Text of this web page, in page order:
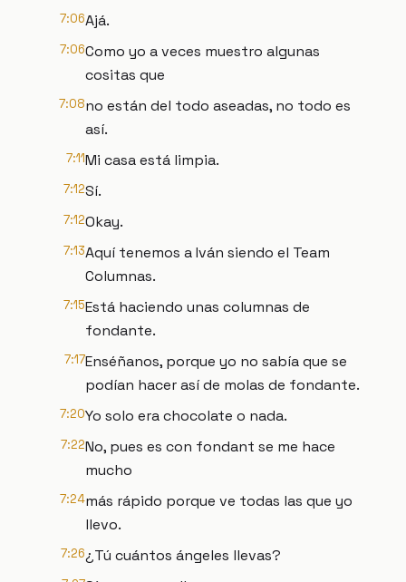
7:06Ajá.
7:06Como yo a veces muestro algunas
cositas que
7:08no están del todo aseadas, no todo es
así.
7:11Mi casa está limpia.
7:12Sí.
7:12Okay.
7:13Aquí tenemos a Iván siendo el Team
Columnas.
7:15Está haciendo unas columnas de
fondante.
7:17Enséñanos, porque yo no sabía que se
podían hacer así de molas de fondante.
7:20Yo solo era chocolate o nada.
7:22No, pues es con fondant se me hace
mucho
7:24más rápido porque ve todas las que yo
llevo.
7:26¿Tú cuántos ángeles llevas?